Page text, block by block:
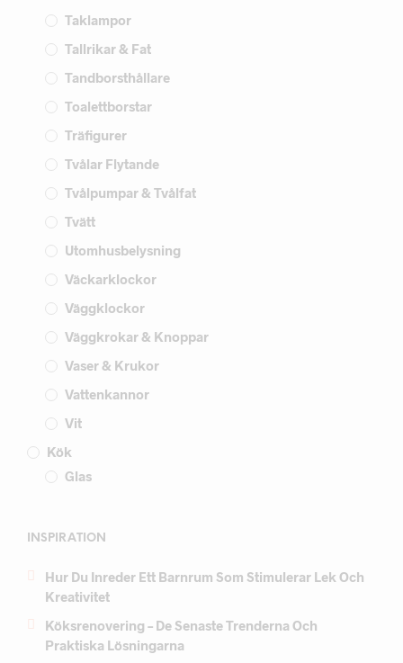
Taklampor
Tallrikar & Fat
Tandborsthållare
Toalettborstar
Träfigurer
Tvålar Flytande
Tvålpumpar & Tvålfat
Tvätt
Utomhusbelysning
Väckarklockor
Väggklockor
Väggkrokar & Knoppar
Vaser & Krukor
Vattenkannor
Vit
Kök
Glas
INSPIRATION
Hur Du Inreder Ett Barnrum Som Stimulerar Lek Och
Kreativitet
Köksrenovering – De Senaste Trenderna Och
Praktiska Lösningarna